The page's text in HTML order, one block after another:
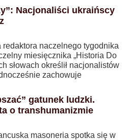
Nacjonaliści ukraińscy
naczelnego tygodnika
miesięcznika „Historia Do
słowach określił nacjonalistów
zachowuje
gatunek ludzki.
o transhumanizmie
masoneria spotka się w